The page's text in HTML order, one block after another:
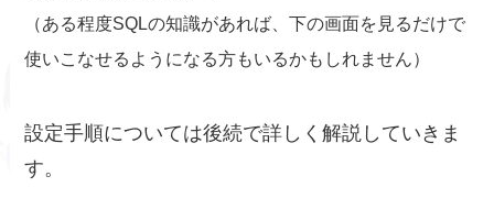
（ある程度SQLの知識があれば、下の画面を見るだけで
使いこなせるようになる方もいるかもしれません）
設定手順については後続で詳しく解説していきま
す。